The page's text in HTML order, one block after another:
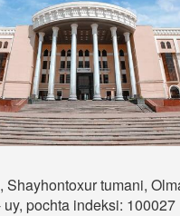
Shayhontoxur tumani,
uy, pochta indeksi: 100027